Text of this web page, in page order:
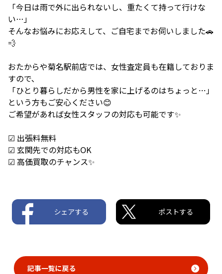
「今日は雨で外に出られないし、重たくて持って行けな
い…」
そんなお悩みにお応えして、ご自宅までお伺いしました🚗
💨
おたからや菊名駅前店では、女性査定員も在籍しておりま
すので、
「ひとり暮らしだから男性を家に上げるのはちょっと…」
という方もご安心ください😊
ご希望があれば女性スタッフの対応も可能です✨
☑ 出張料無料
☑ 玄関先での対応もOK
☑ 高価買取のチャンス✨
シェアする ポストする
記事一覧に戻る